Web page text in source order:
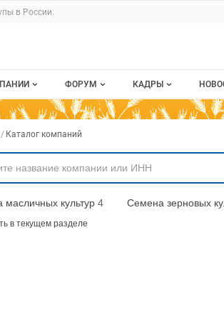
grainboard.ru
в России.
grainboard.ru
компаний
компания
размещение
ФОРУМ
Все темы
КАДРЫ
Все вакансии
по компаниям
Каталог компаний
культур 4 Семена зерновых
в текущем разделе